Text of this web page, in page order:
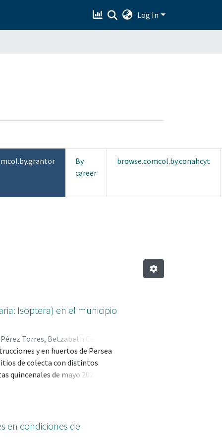
Log In
By
career
browse.comcol.by.conahcyt
Isoptera) en el municipio
Pérez Torres, Betzabeth Cecilia;
Miguel; 0000-0001-6943-
y en huertos de Persea
de colecta con distintos
de mayo 2021 a
cartón corrugado mojado
a Incisitermes
y Tenuirostritermes sp. En la
de 1 % (Azadarichta
en condiciones de